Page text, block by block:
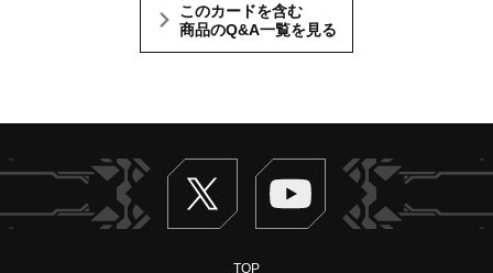
このカードを含む
商品のQ&A一覧を見る
Twitter ヴァンガードch
TOP